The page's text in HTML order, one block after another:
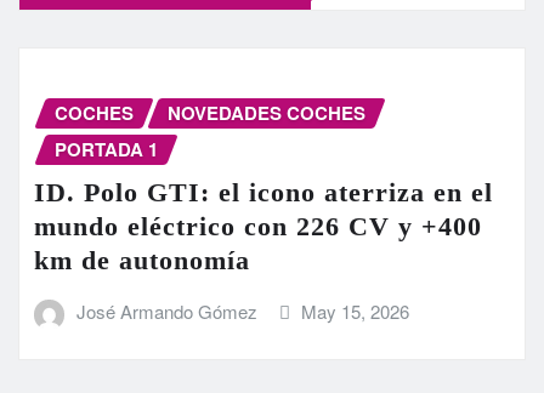
COCHES
NOVEDADES COCHES
PORTADA 1
ID. Polo GTI: el icono aterriza en el
mundo eléctrico con 226 CV y +400
km de autonomía
José Armando Gómez May 15, 2026